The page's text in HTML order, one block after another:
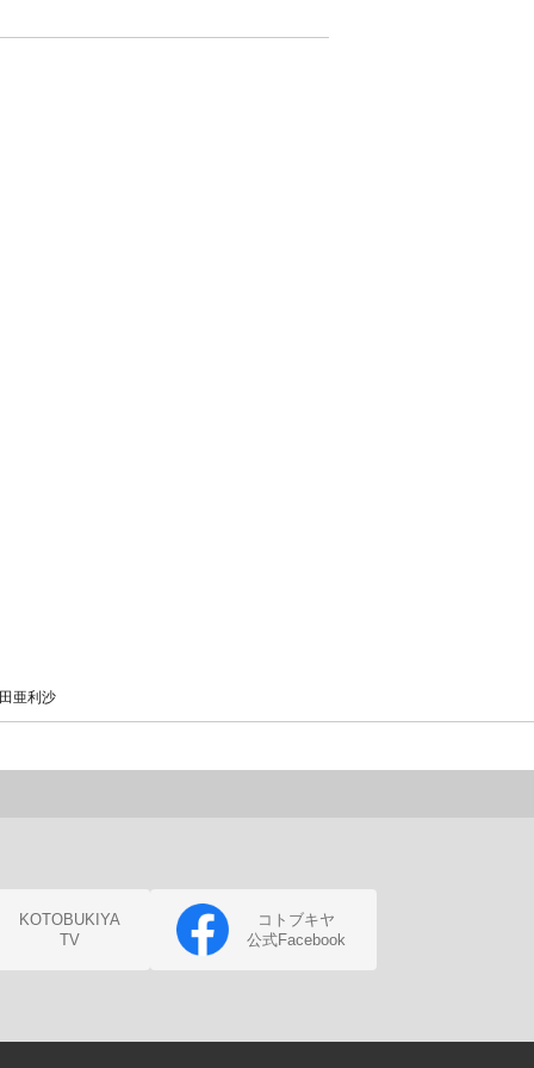
亜利沙
KOTOBUKIYA
TV
コトブキヤ
公式Facebook